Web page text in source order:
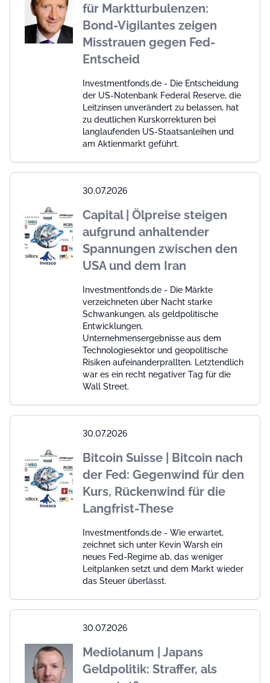
für Marktturbulenzen:
Bond-Vigilantes zeigen
Misstrauen gegen Fed-
Entscheid
Investmentfonds.de - Die Entscheidung
der US-Notenbank Federal Reserve, die
Leitzinsen unverändert zu belassen, hat
zu deutlichen Kurskorrekturen bei
langlaufenden US-Staatsanleihen und
am Aktienmarkt geführt.
30.07.2026
Capital | Ölpreise steigen
aufgrund anhaltender
Spannungen zwischen den
USA und dem Iran
Investmentfonds.de - Die Märkte
verzeichneten über Nacht starke
Schwankungen, als geldpolitische
Entwicklungen,
Unternehmensergebnisse aus dem
Technologiesektor und geopolitische
Risiken aufeinanderprallten. Letztendlich
war es ein recht negativer Tag für die
Wall Street.
30.07.2026
Bitcoin Suisse | Bitcoin nach
der Fed: Gegenwind für den
Kurs, Rückenwind für die
Langfrist-These
Investmentfonds.de - Wie erwartet,
zeichnet sich unter Kevin Warsh ein
neues Fed-Regime ab, das weniger
Leitplanken setzt und dem Markt wieder
das Steuer überlässt.
30.07.2026
Mediolanum | Japans
Geldpolitik: Straffer, als